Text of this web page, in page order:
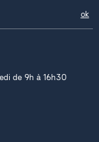
de 9h à 16h30